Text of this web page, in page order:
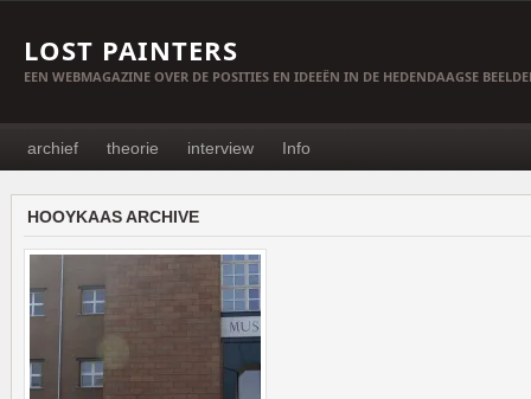
LOST PAINTERS
EEN WEBMAGAZINE OVER DE POSITIES EN IDEEËN IN DE HEDENDAAGSE
archief theorie interview Info
HOOYKAAS ARCHIVE